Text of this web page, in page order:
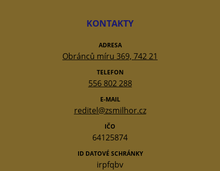
KONTAKTY
ADRESA
Obránců míru 369, 742 21
TELEFON
556 802 288
E-MAIL
reditel@zsmilhor.cz
IČO
64125874
ID DATOVÉ SCHRÁNKY
irpfqbv